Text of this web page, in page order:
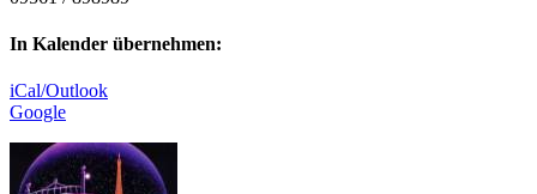
In Kalender übernehmen:
iCal/Outlook
Google